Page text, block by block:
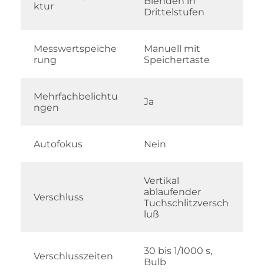
ktur
Drittelstufen
Messwertspeiche
rung
Manuell mit
Speichertaste
Mehrfachbelichtu
ngen
Ja
Autofokus Nein
Verschluss
Vertikal
ablaufender
Tuchschlitzversch
luß
Verschlusszeiten
30 bis 1/1000 s,
Bulb